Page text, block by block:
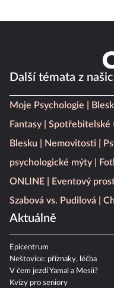
Další témata z
Moje Psychologie
Fantasy
Spotřebitelské
Blesku
Nemovitosti
psychologické mýty
ONLINE
Eventový
Szabová vs. Pudilová
Aktuálně
Epicentrum
Neštovice: příznaky, léčba
V čem jezdí Yamal a Mesii?
Kvízy pro seniory